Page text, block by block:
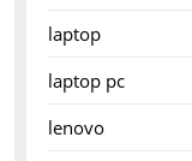
laptop
laptop pc
lenovo